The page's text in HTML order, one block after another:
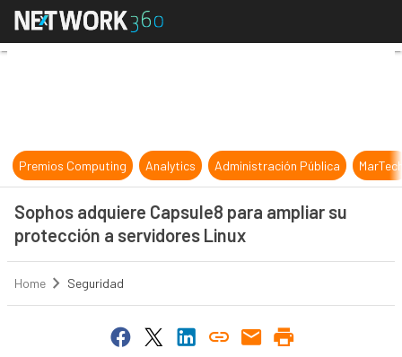
Sophos adquiere Capsule8 para
Premios Computing Analytics Administración Pública
Sophos adquiere Capsule8 para ampliar su
protección a servidores Linux
Home Seguridad